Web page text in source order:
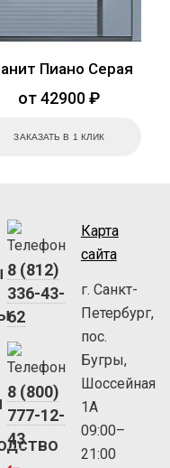
Пиано Серая
от 42900 ₽
ЗАКАЗАТЬ В 1 КЛИК
8 (812)
336-43-
62
8 (800)
777-12-
43
Карта
сайта
г. Санкт-
Петербург,
пос.
Бугры,
Шоссейная
1А
09:00–
21:00